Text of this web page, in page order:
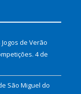
de Verão
4 de
São Miguel do